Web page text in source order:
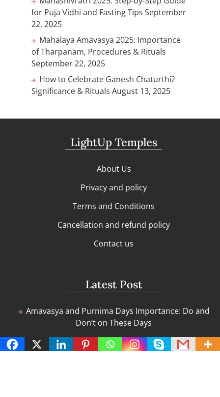
for Puja Vidhi and Fasting Tips September
22, 2025
Mahalaya Amavasya 2025: Importance
of Tharpanam, Procedures & Rituals
September 22, 2025
How to Celebrate Ganesh Chaturthi?
Significance & Rituals August 13, 2025
LightUp Temples
About Us
Privacy and policy
Terms and Conditions
Cancellation and refund policy
Contact us
Latest Post
Amavasya and Purnima Days Importance: Do and
Don’t on These Days
How to Perform Lakshmi Puja at Home: Step-by-
Step Diwali Guide